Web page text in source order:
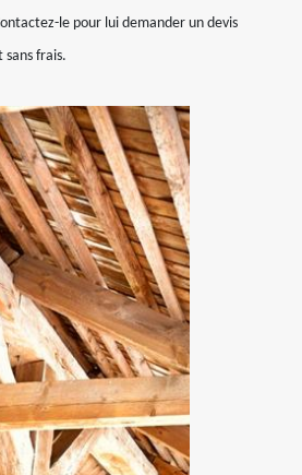
le pour lui demander un devis
frais.